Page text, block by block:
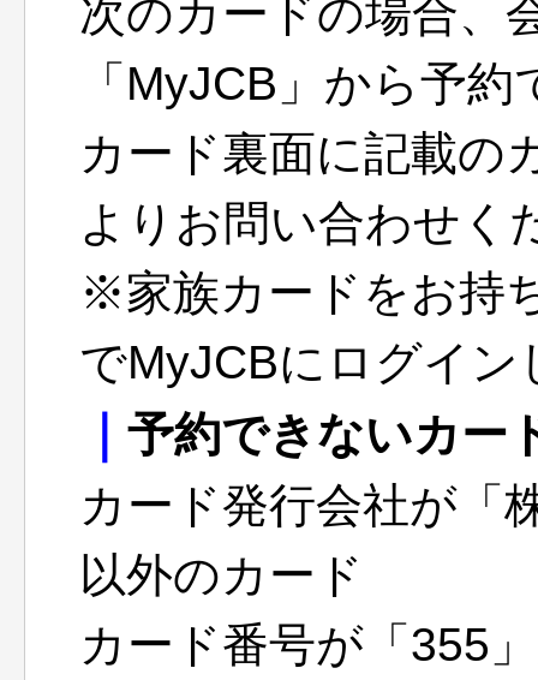
次のカードの場合、
「MyJCB」から予
カード裏面に記載の
よりお問い合わせく
※家族カードをお持
でMyJCBにログイ
予約できないカー
カード発行会社が「
以外のカード
カード番号が「355